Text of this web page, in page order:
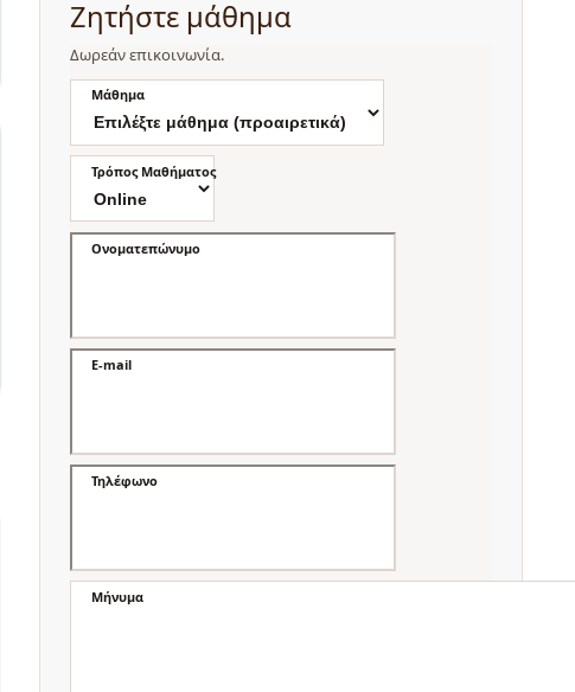
Ζητήστε μάθημα
Δωρεάν επικοινωνία.
Μάθημα
Τρόπος Μαθήματος
Ονοματεπώνυμο
E-mail
Τηλέφωνο
Μήνυμα